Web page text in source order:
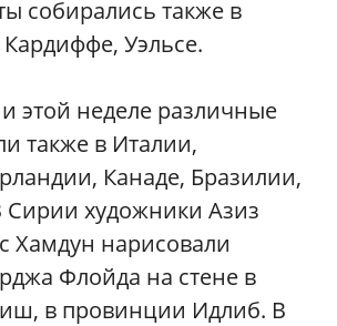
собирались также в
Уэльсе.
этой неделе различные
также в Италии,
Канаде, Бразилии,
Сирии художники Азиз
Хамдун нарисовали
Флойда на стене в
в провинции Идлиб. В